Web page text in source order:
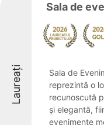
Laureați
Sala de
Sala de
reprezintă o
recunoscută
și elegantă,
evenimente